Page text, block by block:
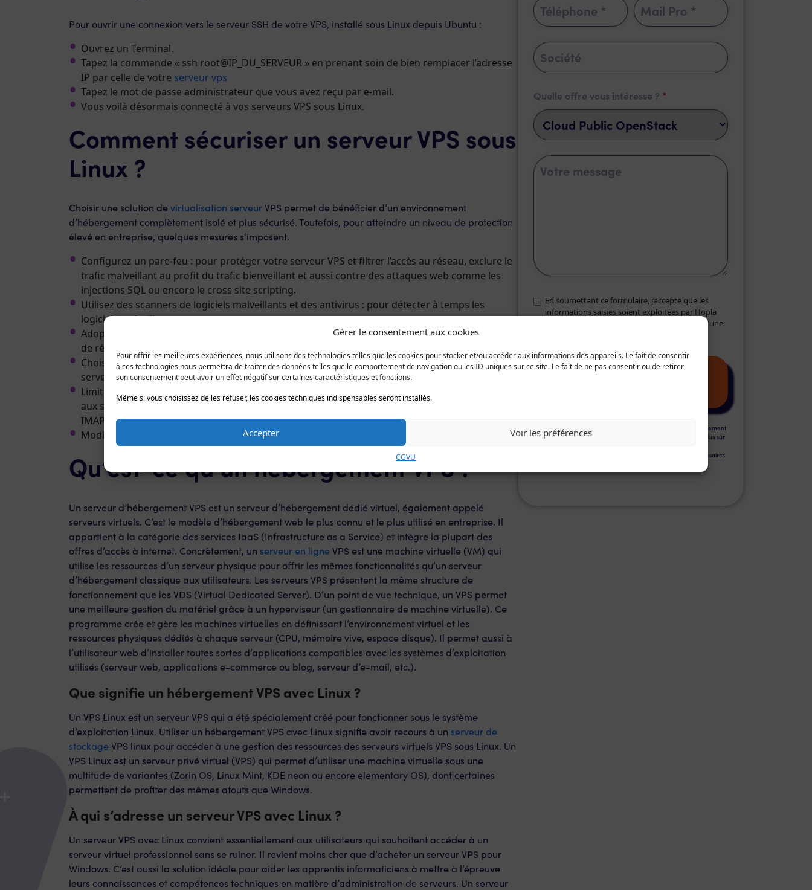
Gérer le consentement aux cookies
Pour offrir les meilleures expériences, nous utilisons des technologies telles que les cookies pour stocker et/ou accéder aux informations des appareils. Le fait de consentir
à ces technologies nous permettra de traiter des données telles que le comportement de navigation ou les ID uniques sur ce site. Le fait de ne pas consentir ou de retirer
son consentement peut avoir un effet négatif sur certaines caractéristiques et fonctions.
Même si vous choisissez de les refuser, les cookies techniques indispensables seront installés.
Accepter Voir les préférences
CGVU
Pour ouvrir une connexion vers le serveur SSH de votre VPS, installé sous Linux depuis Ubuntu :
Ouvrez un Terminal.
Tapez la commande « ssh root@IP_DU_SERVEUR » en prenant soin de bien remplacer l’adresse
IP par celle de votre serveur vps
Tapez le mot de passe administrateur que vous avez reçu par e-mail.
Vous voilà désormais connecté à vos serveurs VPS sous Linux.
Comment sécuriser un serveur VPS sous
Linux ?
Choisir une solution de virtualisation serveurVPS permet de bénéficier d’un environnement
d’hébergement complètement isolé et plus sécurisé. Toutefois, pour atteindre un niveau de protection
élevé en entreprise, quelques mesures s’imposent.
Configurez un pare-feu : pour protéger votre serveur VPS et filtrer l’accès au réseau, exclure le
trafic malveillant au profit du trafic bienveillant et aussi contre des attaques web comme les
injections SQL ou encore le cross site scripting.
Utilisez des scanners de logiciels malveillants et des antivirus : pour détecter à temps les
logiciels malveillants.
Adoptez un filtre antispam : pour limiter le nombre de spams qui atterrissent dans votre boîte
de réception.
Choisissez des mots de passe high level ou une authentification à deux facteurs pour vos
serveurs.
Limitez l’accès à la racine en utilisant un IP statique et en refusant l’accès des IP individuelles
aux services à risque (cPanel, Disque web, WHM, webmail, SSH, POP3, FTP et FTP sécurisé,
IMAP, SMTP)
Modifiez le port d’écoute SSH par défaut.
Qu’est-ce qu’un hébergement VPS ?
Un serveur d’hébergement VPS est un serveur d’hébergement dédié virtuel, également appelé
serveurs virtuels. C’est le modèle d’hébergement web le plus connu et le plus utilisé en entreprise. Il
appartient à la catégorie des services IaaS (Infrastructure as a Service) et intègre la plupart des
offres d’accès à internet. Concrètement, un serveur en ligne VPS est une machine virtuelle (VM) qui
utilise les ressources d’un serveur physique pour offrir les mêmes fonctionnalités qu’un serveur
d’hébergement classique aux utilisateurs. Les serveurs VPS présentent la même structure de
fonctionnement que les VDS (Virtual Dedicated Server). D’un point de vue technique, un VPS permet
une meilleure gestion du matériel grâce à un hyperviseur (un gestionnaire de machine virtuelle). Ce
programme crée et gère les machines virtuelles en définissant l’environnement virtuel et les
ressources physiques dédiés à chaque serveur (CPU, mémoire vive, espace disque). Il permet aussi à
l’utilisateur web d’installer toutes sortes d’applications compatibles avec les systèmes d’exploitation
utilisés (serveur web, applications e-commerce ou blog, serveur d’e-mail, etc.).
Que signifie un hébergement VPS avec Linux ?
Un VPS Linux est un serveur VPS qui a été spécialement créé pour fonctionner sous le système
d’exploitation Linux. Utiliser un hébergement VPS avec Linux signifie avoir recours à un serveur de
stockage VPS linux pour accéder à une gestion des ressources des serveurs virtuels VPS sous Linux. Un
VPS Linux est un serveur privé virtuel (VPS) qui permet d’utiliser une machine virtuelle sous une
multitude de variantes (Zorin OS, Linux Mint, KDE neon ou encore elementary OS), dont certaines
permettent de profiter des mêmes atouts que Windows.
À qui s’adresse un serveur VPS avec Linux ?
Un serveur VPS avec Linux convient essentiellement aux utilisateurs qui souhaitent accéder à un
serveur virtuel professionnel sans se ruiner. Il revient moins cher que d’acheter un serveur VPS pour
Windows. C’est aussi la solution idéale pour aider les apprentis informaticiens à mettre à l’épreuve
leurs connaissances et compétences techniques en matière d’administration de serveurs. Un serveur
Quelle offre vous intéresse ? *
En soumettant ce formulaire, j’accepte que les
informations saisies soient exploitées par Hopla
dans le but de me recontacter dans le cadre d’une
Les informations portées sur ce formulaire font l’objet d’un traitement
par HOPLA pour répondre à votre demande. Pour en savoir plus sur
dispositions de notre Politique de Gestion des données. * nécessaires